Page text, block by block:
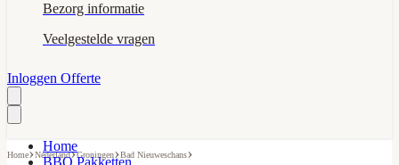
Bezorg informatie
Veelgestelde vragen
Inloggen Offerte
Home
BBQ Pakketten
Home›Nederland›Groningen›Bad Nieuweschans›